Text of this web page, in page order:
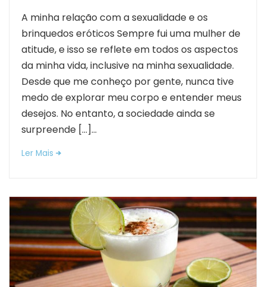
A minha relação com a sexualidade e os
brinquedos eróticos Sempre fui uma mulher de
atitude, e isso se reflete em todos os aspectos
da minha vida, inclusive na minha sexualidade.
Desde que me conheço por gente, nunca tive
medo de explorar meu corpo e entender meus
desejos. No entanto, a sociedade ainda se
surpreende […]...
Ler Mais